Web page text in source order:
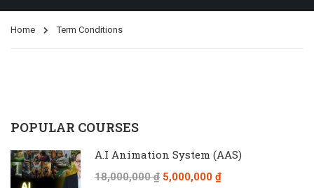
Home Term Conditions
POPULAR COURSES
A.I Animation System (AAS)
18,000,000 ₫ 5,000,000 ₫